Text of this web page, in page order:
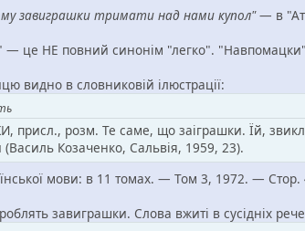
завиграшки тримати над нами купол"— в
це НЕ повний синонім "легко".
видно в словниковій ілюстрації:
присл., розм. Те саме, що заіграшки. Їй,
Козаченко, Сальвія, 1959, 23).
мови: в 11 томах. — Том 3, 1972. — Стор.
завиграшки. Слова вжиті в сусідніх